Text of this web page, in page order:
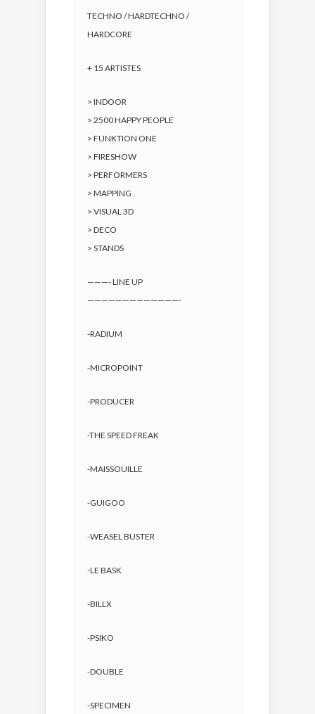
TECHNO / HARDTECHNO /
HARDCORE
+ 15 ARTISTES
> INDOOR
> 2500 HAPPY PEOPLE
> FUNKTION ONE
> FIRESHOW
> PERFORMERS
> MAPPING
> VISUAL 3D
> DECO
> STANDS
———- LINE UP
—————————————-
-RADIUM
-MICROPOINT
-PRODUCER
-THE SPEED FREAK
-MAISSOUILLE
-GUIGOO
-WEASEL BUSTER
-LE BASK
-BILLX
-PSIKO
-DOUBLE
-SPECIMEN